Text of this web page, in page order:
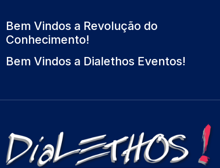
Bem Vindos a Revolução do
Conhecimento!
Bem Vindos a Dialethos Eventos!